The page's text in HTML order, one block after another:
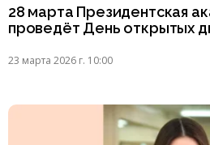
28 марта Президентская
проведёт День открытых
23 марта 2026 г. 10:00